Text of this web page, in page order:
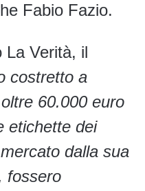
Fabio Fazio.
La Verità, il
costretto a
60.000 euro
etichette dei
dalla sua
fossero